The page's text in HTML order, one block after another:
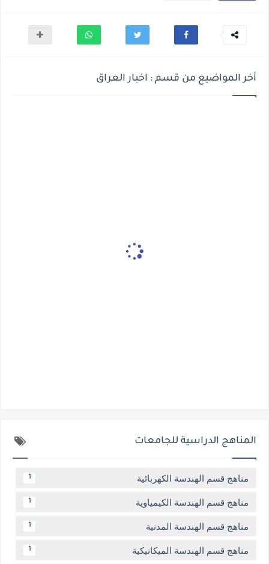
أخر المواضيع من قسم : اخبار العراق
المناهج الدراسية للجامعات
مناهج قسم الهندسة الكهربائية 1
مناهج قسم الهندسة الكيمياوية 1
مناهج قسم الهندسة المدنية 1
مناهج قسم الهندسة الميكانيكية 1